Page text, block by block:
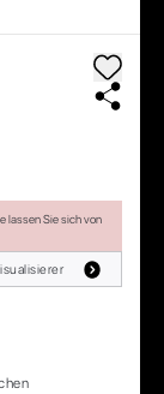
lassen Sie sich von